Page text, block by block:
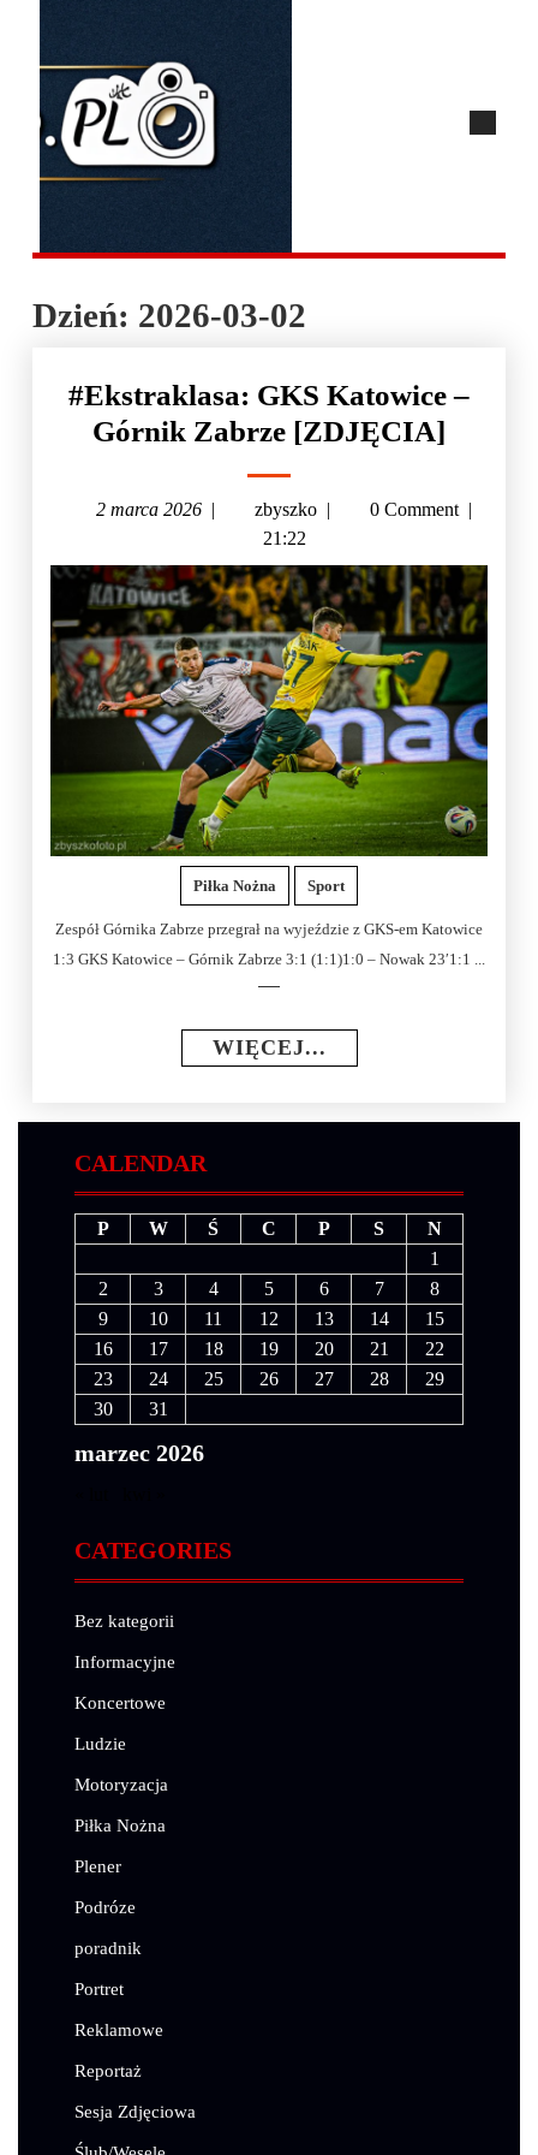
Dzień: 2026-03-02
#Ekstraklasa: GKS Katowice –
Górnik Zabrze [ZDJĘCIA]
2 marca 2026 | zbyszko | 0 Comment |
21:22
Piłka Nożna Sport
Zespół Górnika Zabrze przegrał na wyjeździe z GKS-em Katowice
1:3 GKS Katowice – Górnik Zabrze 3:1 (1:1)1:0 – Nowak 23′1:1 ...
WIĘCEJ...
CALENDAR
marzec 2026
P W Ś C P S
N
1
2
3 4 5 6 7
8
9
10 11 12 13 14
15
16
17 18 19 20 21
22
23
24 25 26 27 28
29
30
31
CATEGORIES
Bez kategorii
Informacyjne
Koncertowe
Ludzie
Motoryzacja
Piłka Nożna
Plener
Podróze
poradnik
Portret
Reklamowe
Reportaż
Sesja Zdjęciowa